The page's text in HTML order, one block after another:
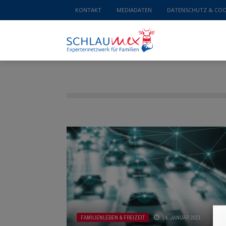
KONTAKT MEDIADATEN DATENSCHUTZ &
FAMILIENLEBEN & FREIZEIT 14. JANUAR 2021